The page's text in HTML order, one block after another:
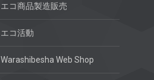
エコ商品製造販売
エコ活動
Warashibesha Web Shop